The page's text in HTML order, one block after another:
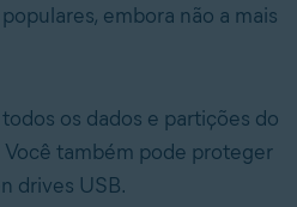
embora não a mais
os dados e partições do
também pode proteger
drives USB.